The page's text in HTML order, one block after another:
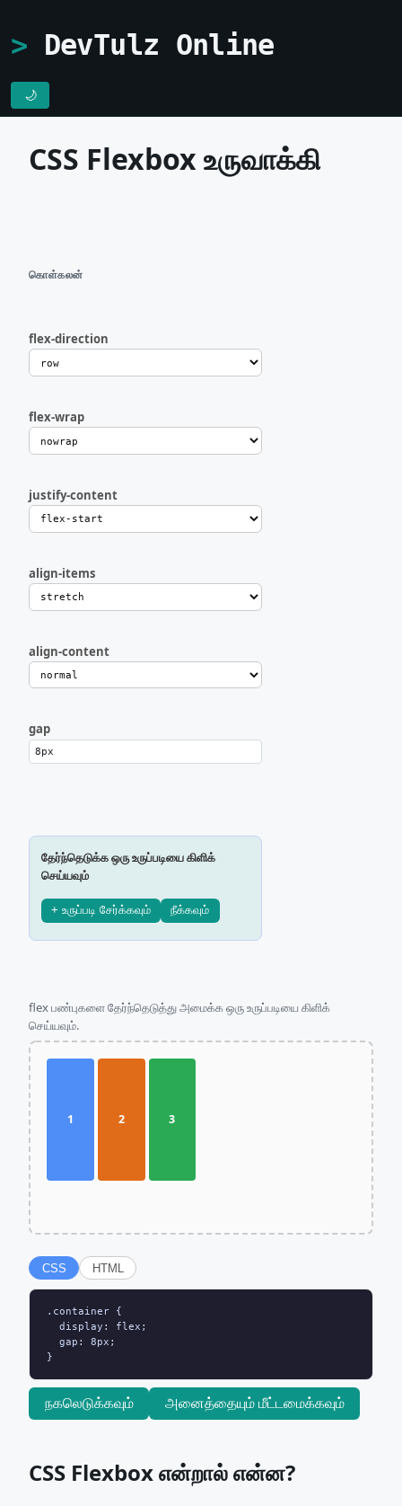
DevTulz Online
🌙
CSS Flexbox உருவாக்கி
கொள்கலன்
flex-direction
flex-wrap
justify-content
align-items
align-content
gap
தேர்ந்தெடுக்க ஒரு உருப்படியை கிளிக்
செய்யவும்
+ உருப்படி சேர்க்கவும் நீக்கவும்
flex பண்புகளை தேர்ந்தெடுத்து அமைக்க ஒரு உருப்படியை கிளிக்
செய்யவும்.
1 2 3
CSS HTML
.container {
  display: flex;
  gap: 8px;
}
நகலெடுக்கவும் அனைத்தையும் மீட்டமைக்கவும்
CSS Flexbox என்றால் என்ன?